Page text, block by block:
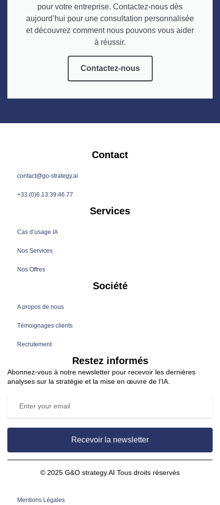
pour votre entreprise. Contactez-nous dès
aujourd’hui pour une consultation personnalisée
et découvrez comment nous pouvons vous aider
à réussir.
Contactez-nous
Contact
contact@go-strategy.ai
+33.(0)6.13.39.46.77
Services
Cas d’usage IA
Nos Services
Nos Offres
Société
A propos de nous
Témoignages clients
Recrutement
Restez informés
Abonnez-vous à notre newsletter pour recevoir les dernières
analyses sur la stratégie et la mise en œuvre de l’IA.
Recevoir la newsletter
© 2025 G&O strategy.AI Tous droits réservés
Mentions Légales